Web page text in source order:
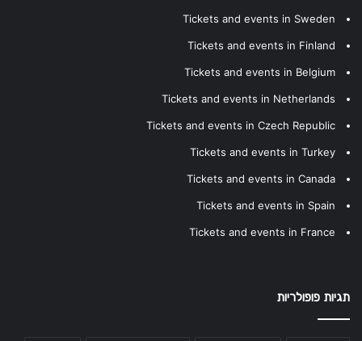
Tickets and events in Sweden
Tickets and events in Finland
Tickets and events in Belgium
Tickets and events in Netherlands
Tickets and events in Czech Republic
Tickets and events in Turkey
Tickets and events in Canada
Tickets and events in Spain
Tickets and events in France
תגיות פופולריות